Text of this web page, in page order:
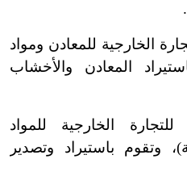
الخارجية للمعادن ومواد
المعادن والأخشاب
الخارجية للمواد
وتقوم باستيراد وتصدير